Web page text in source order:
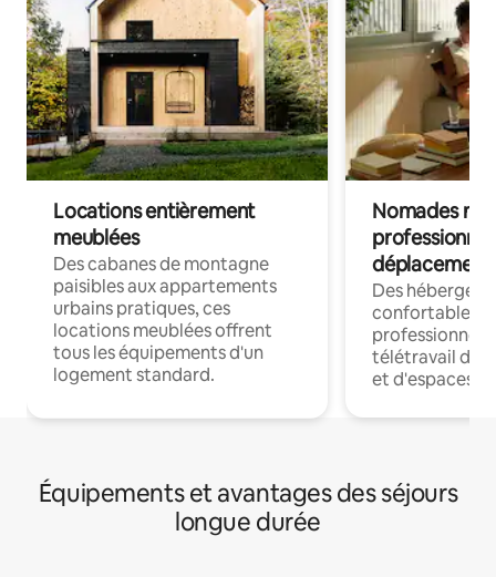
Locations entièrement
meublées
Des cabanes de montagne
paisibles aux appartements
urbains pratiques, ces
locations meublées offrent
tous les équipements d'un
logement standard.
Nomades
déplacement
Des
confortables
professionnels
télétravail
et d'espaces
Équipements et avantages des séjours
longue durée